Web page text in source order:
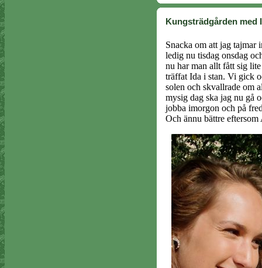
Kungsträdgården med
Snacka om att jag tajmar
ledig nu tisdag onsdag
nu har man allt fått sig
träffat Ida i stan. Vi gick
solen och skvallrade om
mysig dag ska jag nu gå
jobba imorgon och på
Och ännu bättre